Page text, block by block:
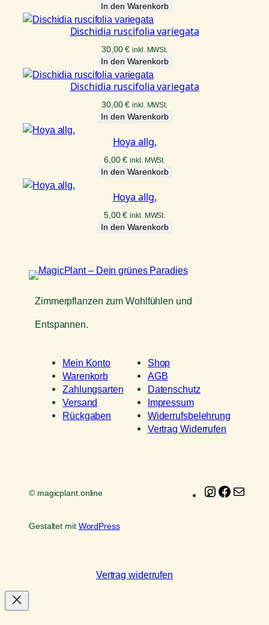
In den Warenkorb
Dischidia ruscifolia variegata
30,00€ inkl. MWSt.
In den Warenkorb
Dischidia ruscifolia variegata
30,00€ inkl. MWSt.
In den Warenkorb
Hoya allg.
6,00€ inkl. MWSt.
In den Warenkorb
Hoya allg.
5,00€ inkl. MWSt.
In den Warenkorb
Zimmerpflanzen zum Wohlfühlen und
Entspannen.
Mein Konto
Warenkorb
Zahlungsarten
Versand
Rückgaben
Shop
AGB
Datenschutz
Impressum
Widerrufsbelehrung
Vertrag Widerrufen
© magicplant.online Instagram
Gestaltet mit WordPress
Vertrag widerrufen